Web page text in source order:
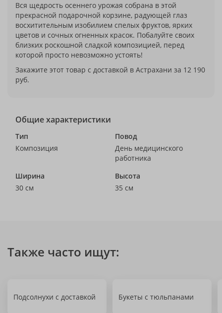
Вся щедрость осеннего урожая собрана в этой
прекрасной подарочной корзине, радующей глаз
восхитительным изобилием спелых фруктов, ярких
цветов и сочных огненных красок. Побалуйте своих
близких роскошной сладкой композицией, перед
которой просто невозможно устоять!
Закажите этот товар с доставкой в Астрахани за 12 190
руб.
Общие характеристики
Тип
Композиция
Повод
День медицинского
работника
Ширина
30 см
Высота
35 см
Также часто ищут:
Подсолнухи с доставкой Букеты с тюльпанами